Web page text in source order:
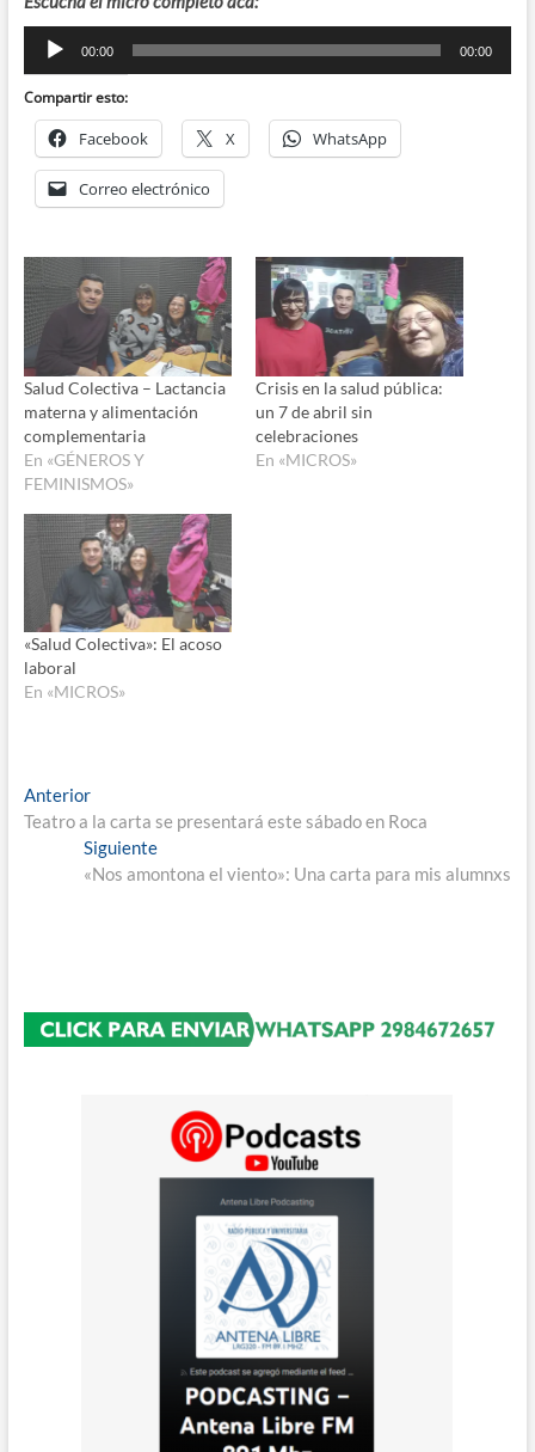
Reproductor
audio
00:00 00:00
Compartir esto:
Facebook X WhatsApp
Correo electrónico
Salud Colectiva – Lactancia
materna y alimentación
complementaria
En «GÉNEROS Y
FEMINISMOS»
Crisis en la salud pública:
un 7 de abril sin
celebraciones
En «MICROS»
«Salud Colectiva»: El acoso
laboral
En «MICROS»
Navegación
de
entradas
AnteriorEntrada
anterior:
Teatro a la carta se presentará este sábado en Roca
SiguienteEntrada
siguiente:
«Nos amontona el viento»: Una carta para mis alumnxs